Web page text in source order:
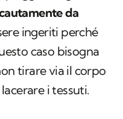
da
ingeriti perché
caso bisogna
tirare via il corpo
i tessuti.